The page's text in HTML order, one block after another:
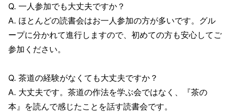
Q. 一人参加でも大丈夫ですか？
A. ほとんどの読書会はお一人参加の方が多いです。グル
ープに分かれて進行しますので、初めての方も安心してご
参加ください。
Q. 茶道の経験がなくても大丈夫ですか？
A. 大丈夫です。茶道の作法を学ぶ会ではなく、『茶の
本』を読んで感じたことを話す読書会です。